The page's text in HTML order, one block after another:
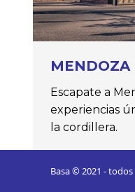
MENDOZA
Escapate a
experiencias
la cordillera.
Basa © 2021 -